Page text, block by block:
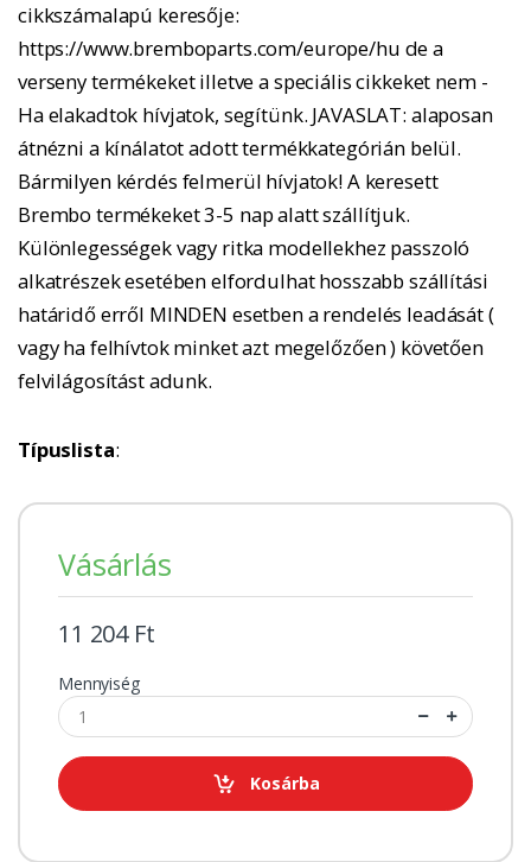
cikkszámalapú keresője:
https://www.bremboparts.com/europe/hu de a
verseny termékeket illetve a speciális cikkeket nem -
Ha elakadtok hívjatok, segítünk. JAVASLAT: alaposan
átnézni a kínálatot adott termékkategórián belül.
Bármilyen kérdés felmerül hívjatok! A keresett
Brembo termékeket 3-5 nap alatt szállítjuk.
Különlegességek vagy ritka modellekhez passzoló
alkatrészek esetében elfordulhat hosszabb szállítási
határidő erről MINDEN esetben a rendelés leadását (
vagy ha felhívtok minket azt megelőzően ) követően
felvilágosítást adunk.
Típuslista:
Vásárlás
11 204 Ft
Mennyiség
Kosárba